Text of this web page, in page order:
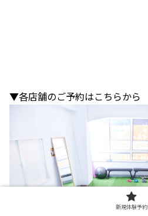
▼各店舗のご予約はこちらから
新規体験予約